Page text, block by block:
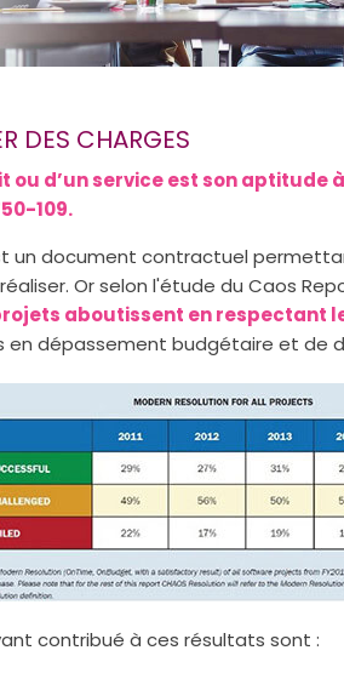
DES CHARGES
ou d’un service est son aptitude
109.
un document contractuel
Or selon l'étude du Caos
aboutissent en respectant
dépassement budgétaire et de
contribué à ces résultats sont :